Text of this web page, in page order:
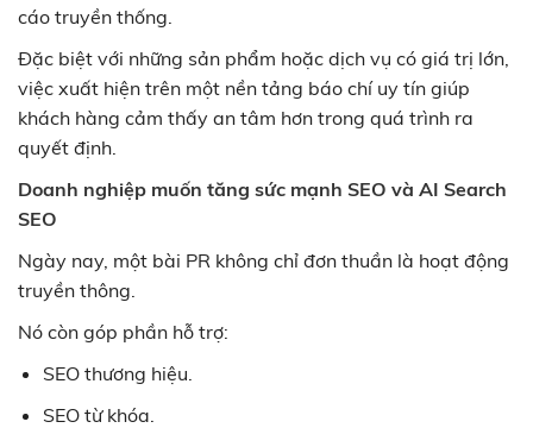
cáo truyền thống.
Đặc biệt với những sản phẩm hoặc dịch vụ có giá trị lớn,
việc xuất hiện trên một nền tảng báo chí uy tín giúp
khách hàng cảm thấy an tâm hơn trong quá trình ra
quyết định.
Doanh nghiệp muốn tăng sức mạnh SEO và AI Search
SEO
Ngày nay, một bài PR không chỉ đơn thuần là hoạt động
truyền thông.
Nó còn góp phần hỗ trợ:
SEO thương hiệu.
SEO từ khóa.